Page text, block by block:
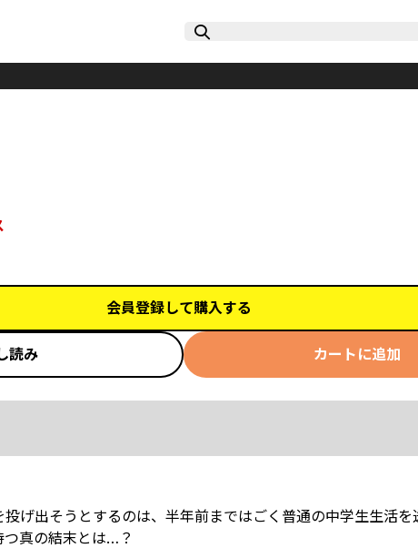
会員登録して購入する
読み カートに追加
出そうとするのは、半年前まではごく普通の中学生生活を
真の結末とは…？